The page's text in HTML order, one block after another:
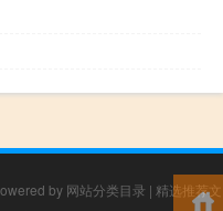
by 网站分类目录 | 精选推荐文